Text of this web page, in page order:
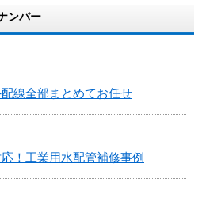
ンバー
線全部まとめてお任せ
！工業用水配管補修事例